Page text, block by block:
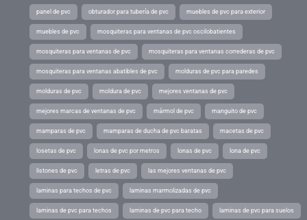
panel de pvc obturador para tubería de pvc muebles de pvc para exterior
muebles de pvc mosquiteras para ventanas de pvc oscilobatientes
mosquiteras para ventanas de pvc mosquiteras para ventanas correderas de pvc
mosquiteras para ventanas abatibles de pvc molduras de pvc para paredes
molduras de pvc moldura de pvc mejores ventanas de pvc
mejores marcas de ventanas de pvc mármol de pvc manguito de pvc
mamparas de pvc mamparas de ducha de pvc baratas macetas de pvc
losetas de pvc lonas de pvc por metros lonas de pvc lona de pvc
listones de pvc letras de pvc las mejores ventanas de pvc
laminas para techos de pvc laminas marmolizadas de pvc
laminas de pvc para techos laminas de pvc para techo laminas de pvc para suelos